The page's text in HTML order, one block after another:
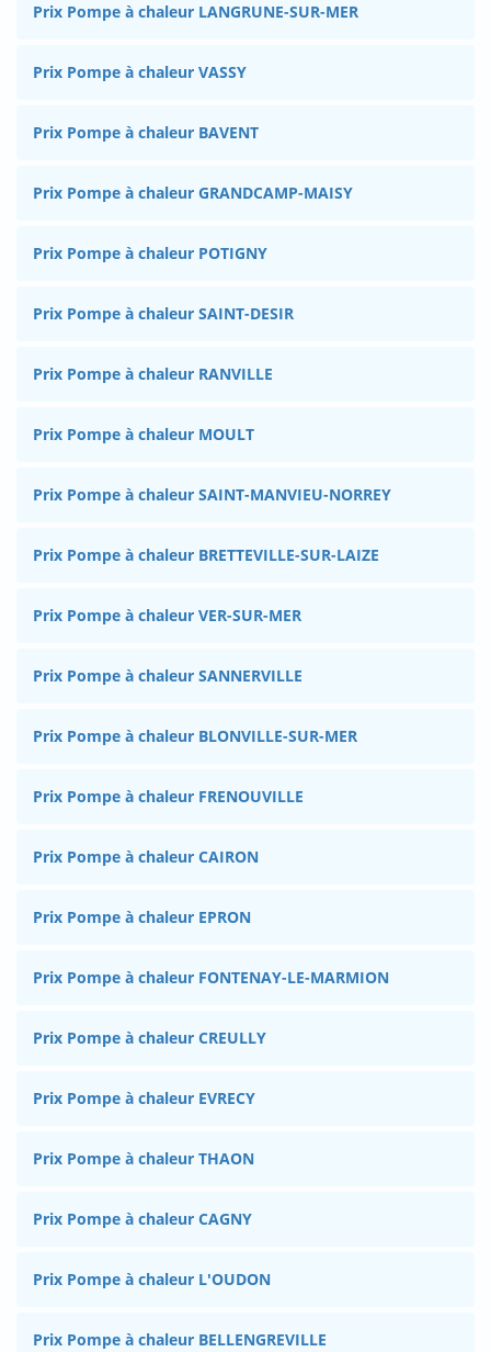
Prix Pompe à chaleur LANGRUNE-SUR-MER
Prix Pompe à chaleur VASSY
Prix Pompe à chaleur BAVENT
Prix Pompe à chaleur GRANDCAMP-MAISY
Prix Pompe à chaleur POTIGNY
Prix Pompe à chaleur SAINT-DESIR
Prix Pompe à chaleur RANVILLE
Prix Pompe à chaleur MOULT
Prix Pompe à chaleur SAINT-MANVIEU-NORREY
Prix Pompe à chaleur BRETTEVILLE-SUR-LAIZE
Prix Pompe à chaleur VER-SUR-MER
Prix Pompe à chaleur SANNERVILLE
Prix Pompe à chaleur BLONVILLE-SUR-MER
Prix Pompe à chaleur FRENOUVILLE
Prix Pompe à chaleur CAIRON
Prix Pompe à chaleur EPRON
Prix Pompe à chaleur FONTENAY-LE-MARMION
Prix Pompe à chaleur CREULLY
Prix Pompe à chaleur EVRECY
Prix Pompe à chaleur THAON
Prix Pompe à chaleur CAGNY
Prix Pompe à chaleur L'OUDON
Prix Pompe à chaleur BELLENGREVILLE